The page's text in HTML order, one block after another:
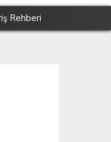
Rehberi